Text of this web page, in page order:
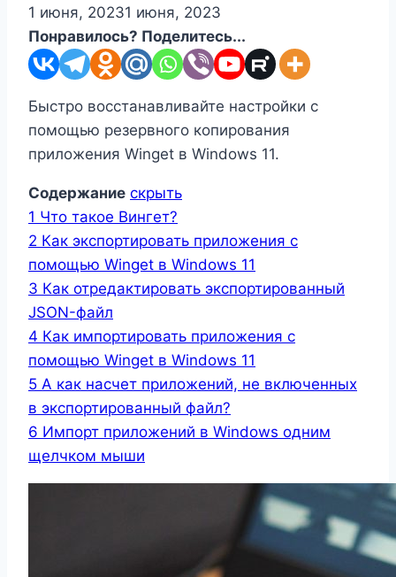
1 июня, 20231 июня, 2023
Понравилось? Поделитесь...
Быстро восстанавливайте настройки с
помощью резервного копирования
приложения Winget в Windows 11.
Содержание скрыть
1 Что такое Вингет?
2 Как экспортировать приложения с
помощью Winget в Windows 11
3 Как отредактировать экспортированный
JSON-файл
4 Как импортировать приложения с
помощью Winget в Windows 11
5 А как насчет приложений, не включенных
в экспортированный файл?
6 Импорт приложений в Windows одним
щелчком мыши